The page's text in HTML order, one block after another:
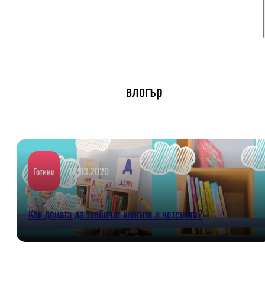
влогър
Готини 18.03.2020
Как децата да заобичат книгите и четенето?